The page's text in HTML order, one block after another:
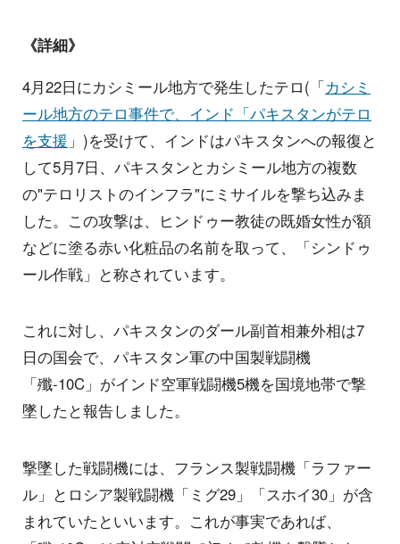
《詳細》
4月22日にカシミール地方で発生したテロ(「カシミ
ール地方のテロ事件で、インド「パキスタンがテロ
を支援 」)を受けて、インドはパキスタンへの報復と
して5月7日、パキスタンとカシミール地方の複数
の"テロリストのインフラ"にミサイルを撃ち込みま
した。この攻撃は、ヒンドゥー教徒の既婚女性が額
などに塗る赤い化粧品の名前を取って、「シンドゥ
ール作戦」と称されています。
これに対し、パキスタンのダール副首相兼外相は7
日の国会で、パキスタン軍の中国製戦闘機
「殲-10C」がインド空軍戦闘機5機を国境地帯で撃
墜したと報告しました。
撃墜した戦闘機には、フランス製戦闘機「ラファー
ル」とロシア製戦闘機「ミグ29」「スホイ30」が含
まれていたといいます。これが事実であれば、